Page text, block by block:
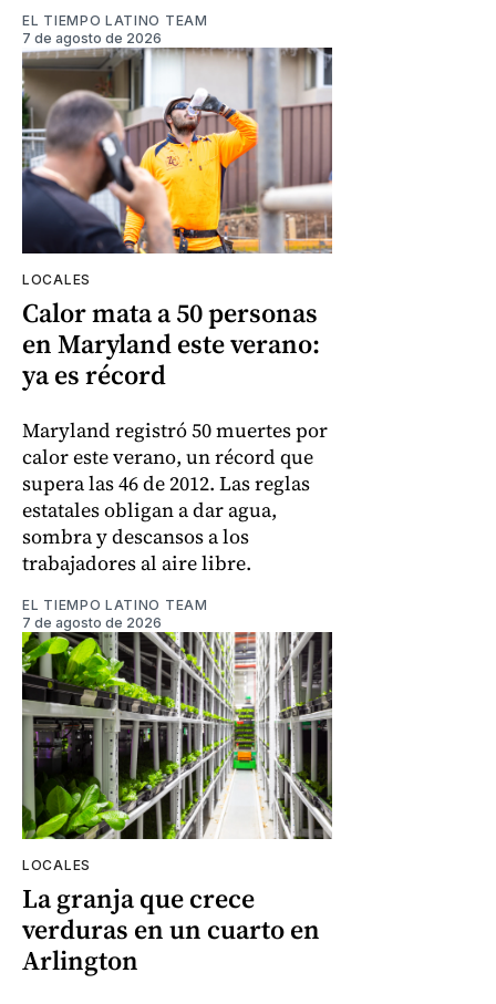
EL TIEMPO LATINO TEAM
7 de agosto de 2026
LOCALES
Calor mata a 50 personas
en Maryland este verano:
ya es récord
Maryland registró 50 muertes por
calor este verano, un récord que
supera las 46 de 2012. Las reglas
estatales obligan a dar agua,
sombra y descansos a los
trabajadores al aire libre.
EL TIEMPO LATINO TEAM
7 de agosto de 2026
LOCALES
La granja que crece
verduras en un cuarto en
Arlington